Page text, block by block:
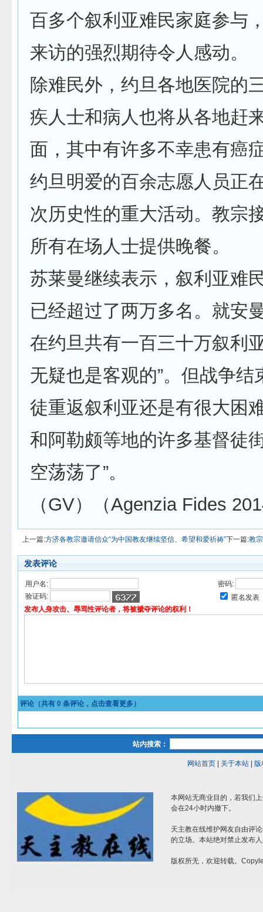
百多个叙利亚难民家庭参与
来访的强烈期待令人感动。
除难民外，约旦各地医院的
疾人士和病人也将从各地赶
面，其中有许多不幸患有癌
约旦明爱的百余志愿人员正
次历史性的重大活动。教宗
所有在场人士提供晚餐。
苏莱曼继续表示，叙利亚难
已经超过了两万多名。就安
在约旦共有一百三十万叙利
无疑也是客观的”。但战争结
徒重返叙利亚还是有很大困
和阿勒颇等地的许多基督徒
空荡荡了”。
（GV）（Agenzia Fides
上一篇:方济各教宗邀请信众“为中国教友继续坚信、希望和爱祈祷”下一篇:教
发表评论
用户名:
密码:
验证码:
匿名发表
发布人身攻击、辱骂性评论者，将被褫夺评论的权利！
评论（共有 0 条评论，点击查看更多）
站内搜索：
网站首页| 关于本站| 版
本网站无商业目的，若我们
会在24小时内撤下。
天主教在线维护网友自由评
的立场。本站绝对禁止发布
版权所无，欢迎转载。